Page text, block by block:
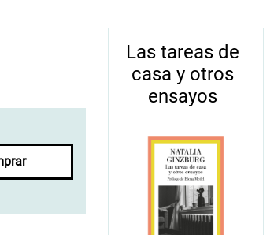
Las tareas de
casa y otros
ensayos